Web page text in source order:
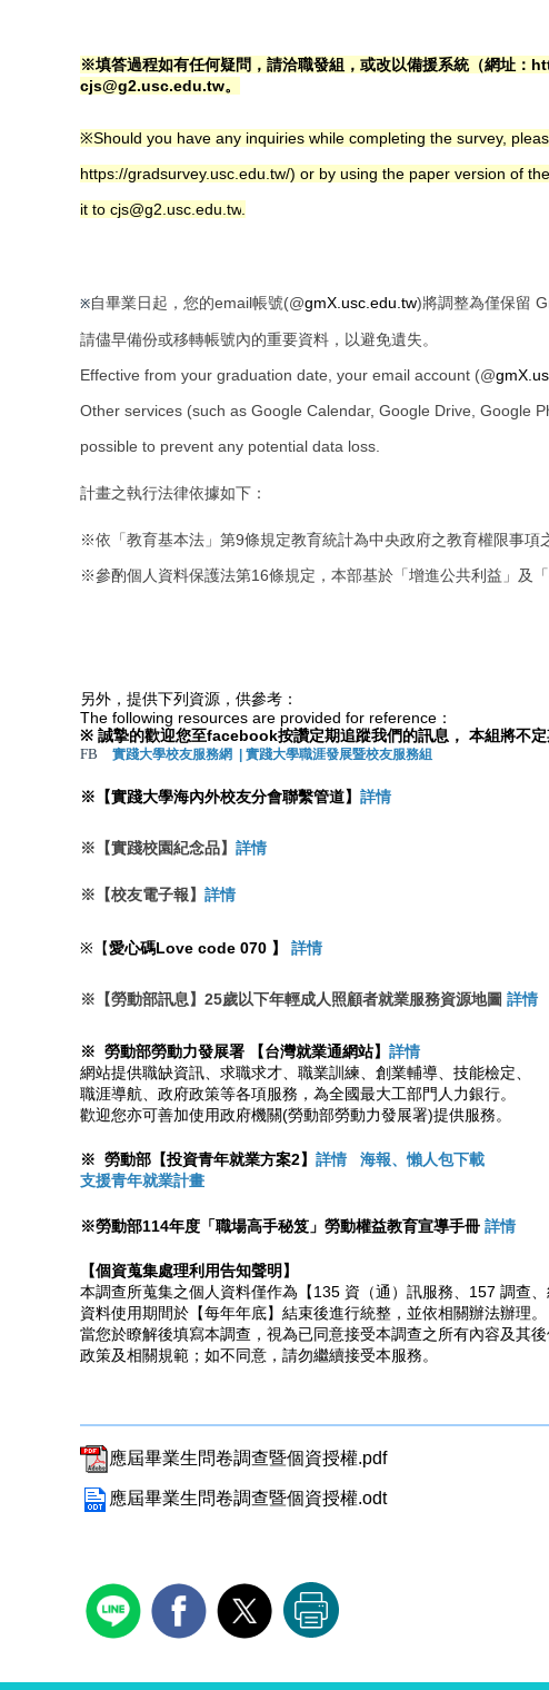
※填答過程如有任何疑問，請洽職發組，或改以備援系統（網址：
cjs@g2.usc.edu.tw。
※Should you have any inquiries while completing the survey,
https://gradsurvey.usc.edu.tw/) or by using the paper version of
it to cjs@g2.usc.edu.tw
※自畢業日起，您的email帳號(@gmX.usc.edu. tw)將調整為僅保留
請儘早備份或移轉帳號內的重要資料， 以避免遺失。
Effective from your graduation date, your email account (@
Other services (such as Google Calendar, Google Drive, Google
possible to prevent any potential data loss.
計畫之執行法律依據如下：​
※依「教育基本法」第9條規定教育統計為中央政府之教育權限事項
※參酌個人資料保護法第16條規定，本部基於「增進公共利益」及
另外，提供下列資源，供參考：
The following resources are provided for reference：
※ 誠摯的歡迎您至facebook按讚定期追蹤我們的訊息， 本組將不定
FB 實踐大學校友服務網 | 實踐大學職涯發展暨校友服務組
※【實踐大學海內外校友分會聯繫管道】 詳情
※【實踐校園紀念品】 詳情
※【校友電子報】 詳情
※【愛心碼Love code 070 】 詳情
※ 【勞動部訊息】25歲以下年輕成人照顧者就業服務資源地圖 詳情
※ 勞動部勞動力發展署 【台灣就業通網站】 詳情
網站提供職缺資訊、求職求才、職業訓練、創業輔導、技能檢定、
職涯導航、政府政策等各項服務，為全國最大工部門人力銀行。
歡迎您亦可善加使用政府機關(勞動部勞動力發展署)提供服務。
※ 勞動部【投資青年就業方案2】 詳情
海報、懶人包下載
支援青年就業計畫
※勞動部114年度「職場高手秘笈」勞動權益教育宣導手冊 詳情
【個資蒐集處理利用告知聲明】
本調查所蒐集之個人資料僅作為【135 資（通）訊服務、157 調查
資料使用期間於【每年年底】結束後進行統整，並依相關辦法辦理。
當您於瞭解後填寫本調查，視為已同意接受本調查之所有內容及其
政策及相關規範；如不同意，請勿繼續接受本服務。
應屆畢業生問卷調查暨個資授權.pdf
應屆畢業生問卷調查暨個資授權.odt